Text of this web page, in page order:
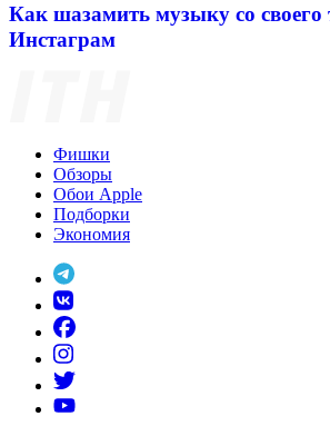
Как шазамить музыку со своего
Инстаграм
Фишки
Обзоры
Обои Apple
Подборки
Экономия